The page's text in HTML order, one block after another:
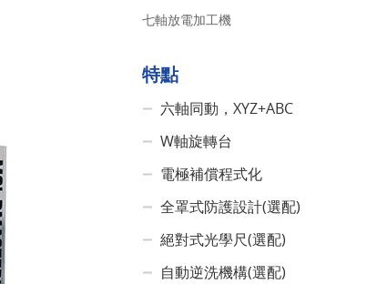
七軸放電加工機
特點
六軸同動，XYZ+ABC
W軸旋轉台
電極補償程式化
全罩式防護設計(選配)
絕對式光學尺(選配)
自動逆洗機構(選配)